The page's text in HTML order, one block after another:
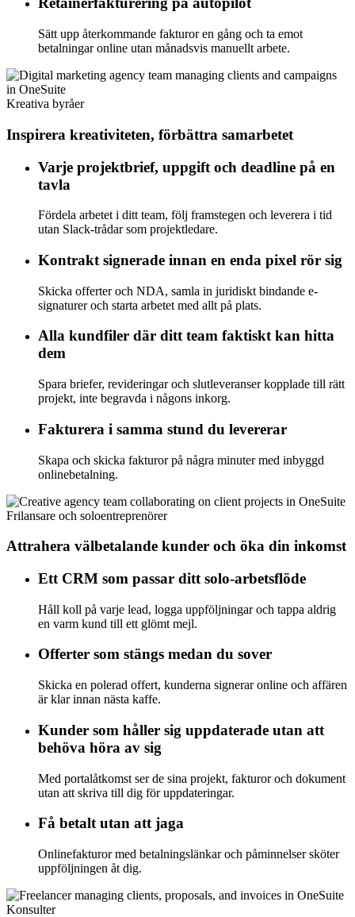
Sätt upp återkommande fakturor en gång och ta emot
betalningar online utan månadsvis manuellt arbete.
Kreativa byråer
Inspirera kreativiteten, förbättra samarbetet
Varje projektbrief, uppgift och deadline på en
tavla
Fördela arbetet i ditt team, följ framstegen och leverera i tid
utan Slack-trådar som projektledare.
Kontrakt signerade innan en enda pixel rör sig
Skicka offerter och NDA, samla in juridiskt bindande e-
signaturer och starta arbetet med allt på plats.
Alla kundfiler där ditt team faktiskt kan hitta
dem
Spara briefer, revideringar och slutleveranser kopplade till rätt
projekt, inte begravda i någons inkorg.
Fakturera i samma stund du levererar
Skapa och skicka fakturor på några minuter med inbyggd
onlinebetalning.
Frilansare och soloentreprenörer
Attrahera välbetalande kunder och öka din inkomst
Ett CRM som passar ditt solo-arbetsflöde
Håll koll på varje lead, logga uppföljningar och tappa aldrig
en varm kund till ett glömt mejl.
Offerter som stängs medan du sover
Skicka en polerad offert, kunderna signerar online och affären
är klar innan nästa kaffe.
Kunder som håller sig uppdaterade utan att
behöva höra av sig
Med portalåtkomst ser de sina projekt, fakturor och dokument
utan att skriva till dig för uppdateringar.
Få betalt utan att jaga
Onlinefakturor med betalningslänkar och påminnelser sköter
uppföljningen åt dig.
Konsulter